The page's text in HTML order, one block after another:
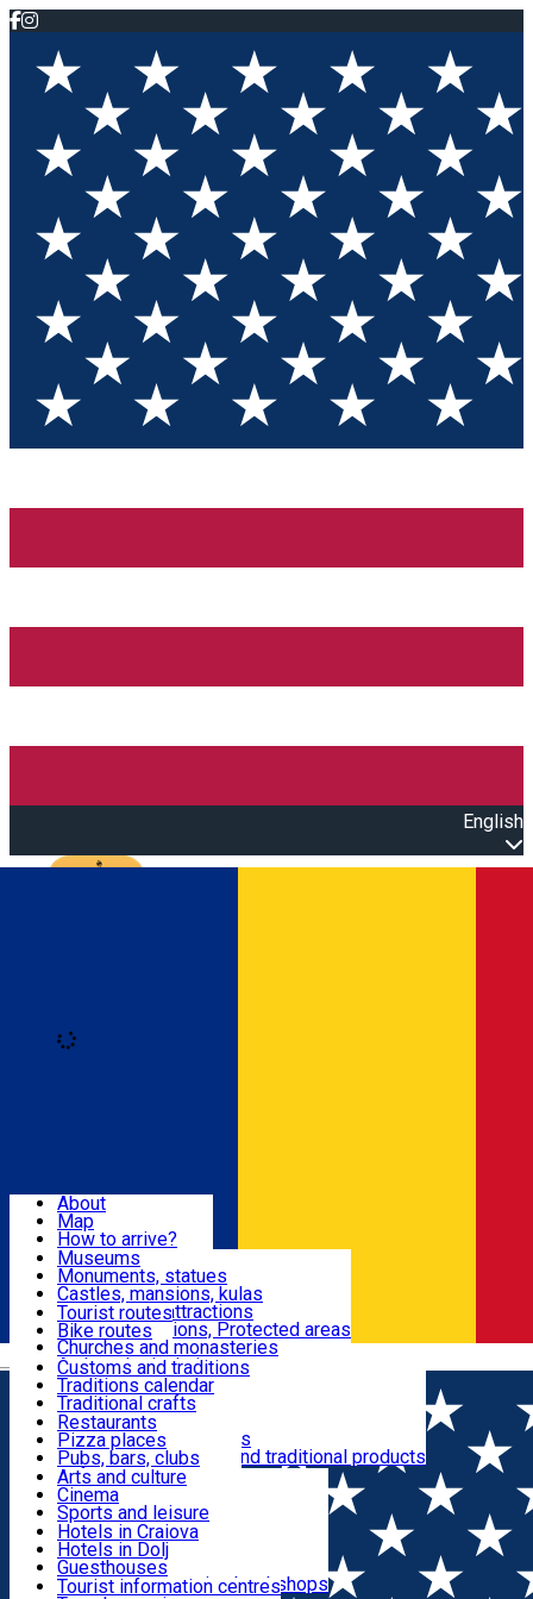
English
Română
Attractions
Routes
Customs, Traditions
Food & Drinks
Leisure & Fun
Accommodation
Useful
About
Map
How to arrive?
Recommendations
Tourist attractions
News
Museums
Monuments, statues
Castles, mansions, kulas
Architectural attractions
Natural attractions, Protected areas
Churches and monasteries
Archaeological sites
Parks and gardens
Tourist routes
Bike routes
Customs and traditions
Traditions calendar
Traditional crafts
Traditional cuisine
Wineries and vineyards
Local manufacturers and traditional products
Restaurants
Pizza places
Pubs, bars, clubs
Cafes and teahouses
Sweets and ice cream
Fast-food
Arts and culture
Cinema
Sports and leisure
Horse riding
Swimming pools
Zoo
Shopping, souvenirs, bookshops
Hotels in Craiova
Hotels in Dolj
Guesthouses
Villas
Tourist information centres